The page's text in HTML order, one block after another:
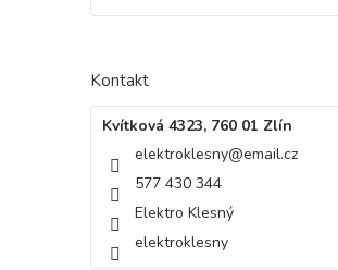
Kontakt
Kvítková 4323, 760 01 Zlín
elektroklesny@email.cz
577 430 344
Elektro Klesný
elektroklesny